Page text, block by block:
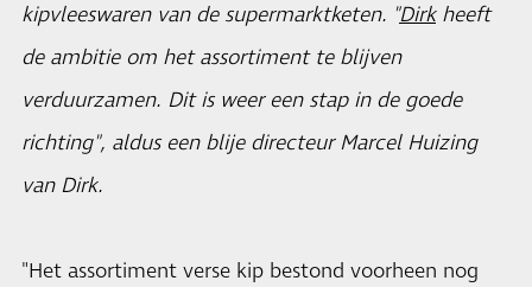
kipvleeswaren van de supermarktketen. "Dirkheeft
de ambitie om het assortiment te blijven
verduurzamen. Dit is weer een stap in de goede
richting", aldus een blije directeur Marcel Huizing
van Dirk.
"Het assortiment verse kip bestond voorheen nog